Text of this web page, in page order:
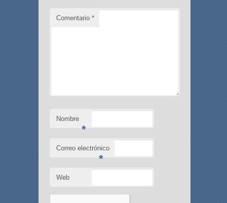
Comentario *
Nombre
*
Correo electrónico
*
Web